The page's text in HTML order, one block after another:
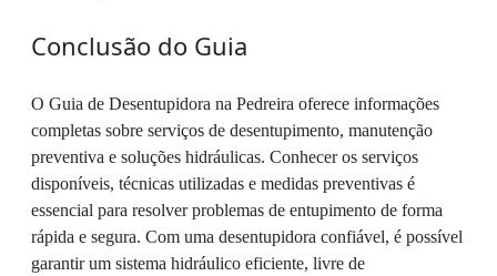
Conclusão do Guia
O Guia de Desentupidora na Pedreira oferece informações
completas sobre serviços de desentupimento, manutenção
preventiva e soluções hidráulicas. Conhecer os serviços
disponíveis, técnicas utilizadas e medidas preventivas é
essencial para resolver problemas de entupimento de forma
rápida e segura. Com uma desentupidora confiável, é possível
garantir um sistema hidráulico eficiente, livre de